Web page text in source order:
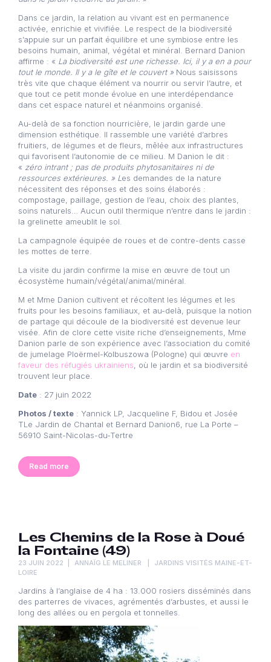
Dans ce jardin, la relation au vivant est en permanence
activée, enrichie et vivifiée. Le respect de la biodiversité
s’appuie sur un parfait équilibre et une symbiose entre les
besoins humain, animal, végétal et minéral. Bernard Danion
affirme : « La biodiversité est une richesse. Ici, il y a en a pour
tout le monde. Il y a le gîte et le couvert » Nous saisissons
très vite que chaque élément va nourrir ou servir l’autre, et
que tout ce petit monde évolue en une interdépendance
dans cet espace naturel et néanmoins organisé.
Au-delà de sa fonction nourricière, le jardin garde une
dimension esthétique. Il rassemble une variété d’arbres
fruitiers, de légumes et de fleurs, mêlée aux infrastructures
qui favorisent l’autonomie de ce milieu. M Danion le dit :
« zéro intrant ; pas de produits phytosanitaires ni de
ressources extérieures. » Les demandes de la nature
nécessitent des réponses et des soins élaborés :
compostage, paillage, gestion de l’eau, choix des plantes,
soins naturels… Aucun outil thermique n’entre dans le jardin :
la grelinette ameublit le sol.
La campagnole équipée de roues et de contre-dents casse
les mottes de terre.
La visite du jardin confirme la mise en œuvre de tout un
écosystème humain/végétal/animal/minéral.
M et Mme Danion cultivent et récoltent les légumes et les
fruits pour les besoins familiaux, et au-delà, puisque la notion
de partage qui découle de la biodiversité est devenue leur
visée. Afin de clore cette visite riche d’enseignements, Mme
Danion parle de son expérience avec l’association du comité
de jumelage Ploërmel-Kolbuszowa (Pologne) qui œuvre en
faveur des réfugiés ukrainiens , où le jardin et sa biodiversité
trouvent leur place.
Date : 27 juin 2022
Photos / texte : Yannick LP, Jacqueline F, Bidou et Josée
TLe Jardin de Chantal et Bernard Danion6, rue La Porte –
56910 Saint-Nicolas-du-Tertre
Read more
Les Chemins de la Rose à Doué
la Fontaine (49)
23 JUIN 2022 ANNAÏG LE MELINER
JARDINS VISITÉS MAINE-ET-
LOIRE
Jardins à l’anglaise de 4 ha : 13.000 rosiers disséminés dans
des parterres de vivaces, agrémentés d’arbustes, et aussi le
long des allées ou en pergola et tonnelles.